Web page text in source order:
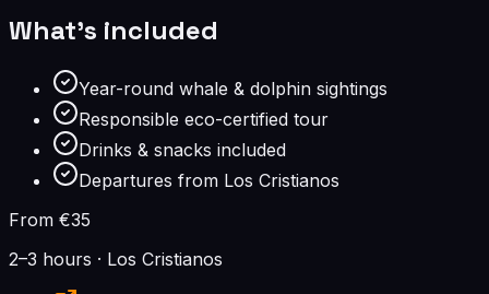
What's included
Year-round whale & dolphin sightings
Responsible eco-certified tour
Drinks & snacks included
Departures from Los Cristianos
From €35
2–3 hours · Los Cristianos